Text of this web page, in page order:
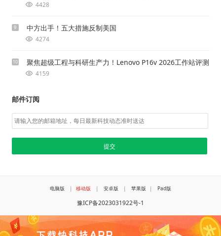
4428
9 中方出手！五大措施反制美国
4274
10 聚焦超级工程与科研生产力！Lenovo P16v 2026工作站评测
4159
邮件订阅
电脑版 | 移动版 | 安卓版 | 苹果版 | Pad版
豫ICP备2023031922号-1